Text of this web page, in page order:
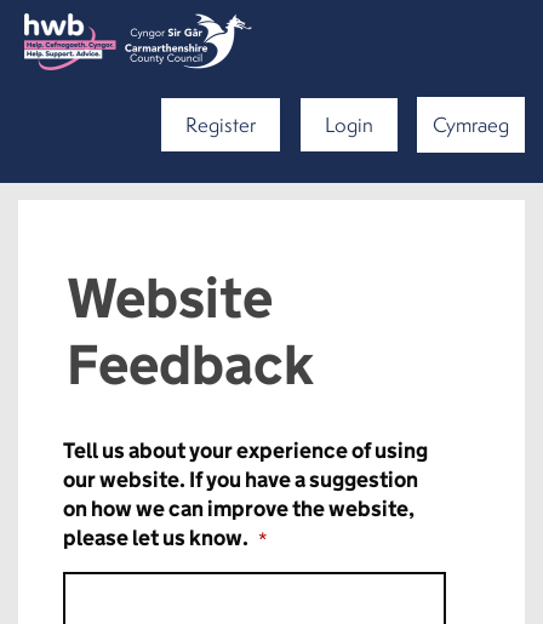
Register Login Cymraeg